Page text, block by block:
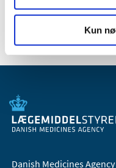
Kun
2006 (10)
Danish Medicines Agency